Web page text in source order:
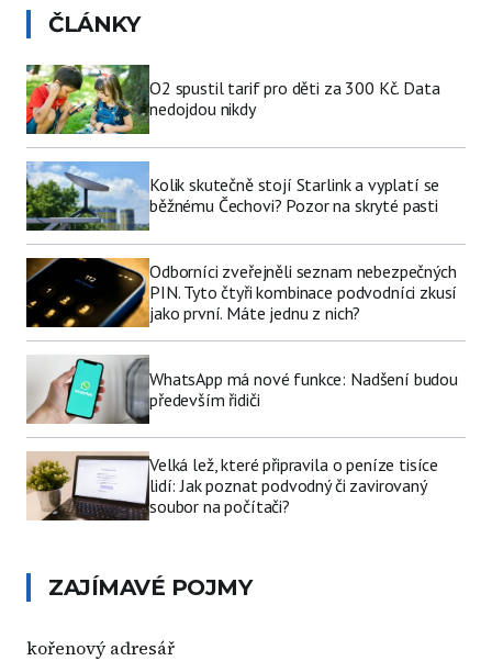
ČLÁNKY
O2 spustil tarif pro děti za 300 Kč. Data
nedojdou nikdy
Kolik skutečně stojí Starlink a vyplatí se
běžnému Čechovi? Pozor na skryté pasti
Odborníci zveřejněli seznam nebezpečných
PIN. Tyto čtyři kombinace podvodníci zkusí
jako první. Máte jednu z nich?
WhatsApp má nové funkce: Nadšení budou
především řidiči
Velká lež, které připravila o peníze tisíce
lidí: Jak poznat podvodný či zavirovaný
soubor na počítači?
ZAJÍMAVÉ POJMY
kořenový adresář